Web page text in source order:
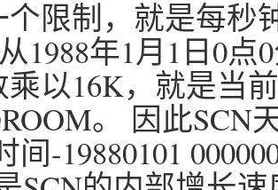
个限制，就是每秒
1988年1月1日0
以16K，就是当
。 因此SCN
间-19880101